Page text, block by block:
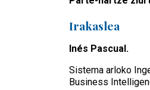
Irakaslea
Inés Pascual.
Sistema arloko
Business